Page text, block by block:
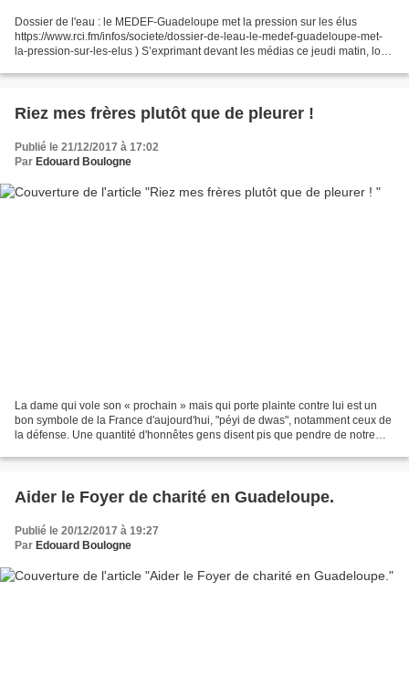
Dossier de l'eau : le MEDEF-Guadeloupe met la pression sur les élus
https://www.rci.fm/infos/societe/dossier-de-leau-le-medef-guadeloupe-met-
la-pression-sur-les-elus ) S’exprimant devant les médias ce jeudi matin, lors
Riez mes frères plutôt que de pleurer !
Publié le 21/12/2017 à 17:02
Par Edouard Boulogne
La dame qui vole son « prochain » mais qui porte plainte contre lui est un
bon symbole de la France d'aujourd'hui, "péyi de dwas", notamment ceux de
la défense. Une quantité d'honnêtes gens disent pis que pendre de notre
Aider le Foyer de charité en Guadeloupe.
Publié le 20/12/2017 à 19:27
Par Edouard Boulogne